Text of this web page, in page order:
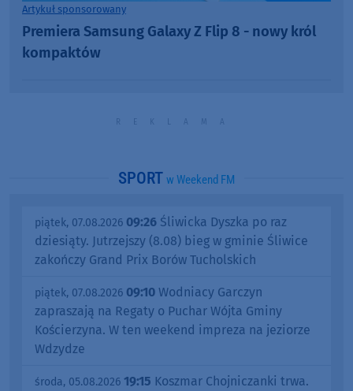
Artykuł sponsorowany
Premiera Samsung Galaxy Z Flip 8 - nowy król
kompaktów
SPORT w Weekend FM
piątek, 07.08.2026 09:26 Śliwicka Dyszka po raz
dziesiąty. Jutrzejszy (8.08) bieg w gminie Śliwice
zakończy Grand Prix Borów Tucholskich
piątek, 07.08.2026 09:10 Wodniacy Garczyn
zapraszają na Regaty o Puchar Wójta Gminy
Kościerzyna. W ten weekend impreza na jeziorze
Wdzydze
środa, 05.08.2026 19:15 Koszmar Chojniczanki trwa.